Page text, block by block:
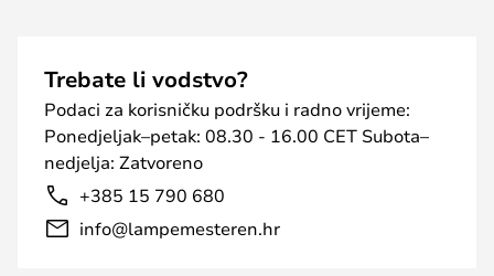
Trebate li vodstvo?
Podaci za korisničku podršku i radno vrijeme:
Ponedjeljak–petak: 08.30 - 16.00 CET Subota–
nedjelja: Zatvoreno
+385 15 790 680
info@lampemesteren.hr